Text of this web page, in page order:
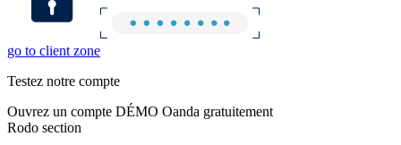
go to client zone
Testez notre compte
Ouvrez un compte DÉMO Oanda gratuitement
Rodo section